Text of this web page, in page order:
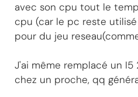
avec son cpu tout le
cpu (car le pc reste
pour du jeu
J'ai même remplacé un
chez un proche, qq